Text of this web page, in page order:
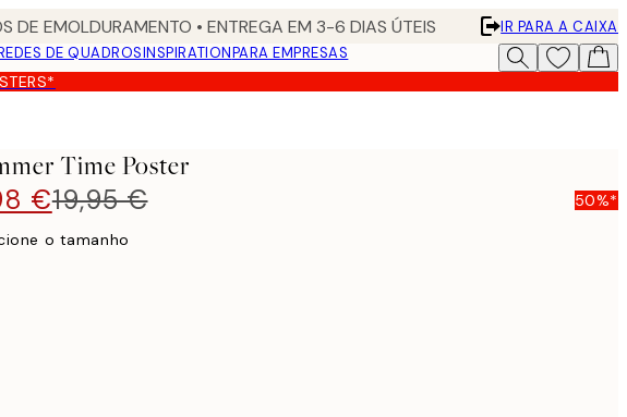
DE EMOLDURAMENTO • ENTREGA EM 3-6 DIAS ÚTEIS
IR PARA A CAIXA
DE QUADROSINSPIRATIONPARA EMPRESAS
Time Poster
€19,95 € 50%*
o tamanho